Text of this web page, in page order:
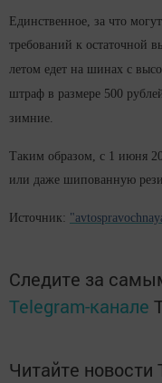
Единственное, за что
требований к остаточной
летом едет на шинах с
штраф в размере 500
зимние.
Таким образом, с 1 июня
или даже шипованную
Источник:
Следите за
Telegram-канале
Читайте новости